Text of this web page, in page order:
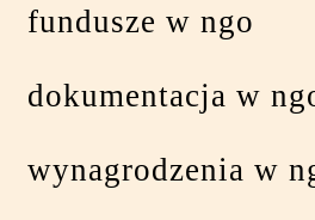
fundusze w ngo
dokumentacja w
wynagrodzenia w